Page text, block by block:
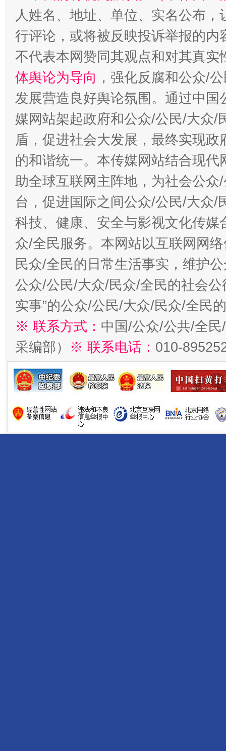
“蜀中异人”王建安的艺术幻境
人姓名、地址、单位、实名公布
行评论，或将被反映投诉举报的
不代表本网赞同其观点和对其真实
体舆论为导向 ，强化反腐和公众/
发展营造良好舆论氛围。通过中
媒网站架起政府和公众/公民/大众/
盾，促进社会大发展，最终实现
的和谐统一。本传媒网站结合现
助全球互联网主阵地，为社会公
台，促进国际之间公众/公民/大众/
科技、健康、安全与影视文化传
众/全民服务。本网站以互联网网
民众/全民的日常生活事实，维护
公众/公民/大众/民众/全民的社会公
实事”的公众/公民/大众/民众/全民
※ 联系方式： 中国/公众/公共/全
采编部） ※ 联系电话： 010-